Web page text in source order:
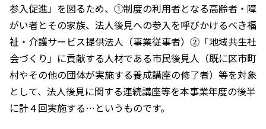
参入促進」を図るため、①制度の利用者となる高齢者・障
がい者とその家族、法人後見への参入を呼びかけるべき福
祉・介護サービス提供法人（事業従事者） ②「地域共生社
会づくり」に貢献する人材である市民後見人（既に区市町
村やその他の団体が実施する養成講座の修了者）等を対象
として、法人後見に関する連続講座等を本事業年度の後半
に計４回実施する…というものです。